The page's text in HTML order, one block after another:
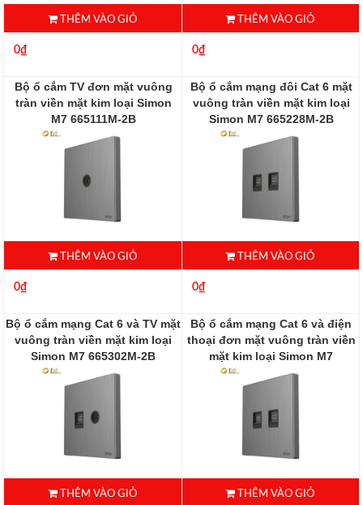
THÊM VÀO GIỎ
0₫
THÊM VÀO GIỎ
0₫
Bộ ổ cắm TV đơn mặt vuông
tràn viền mặt kim loại Simon
M7 665111M-2B
665111M-2B
THÊM VÀO GIỎ
0₫
Bộ ổ cắm mạng đôi Cat 6 mặt
vuông tràn viền mặt kim loại
Simon M7 665228M-2B
665228M-2B
THÊM VÀO GIỎ
0₫
Bộ ổ cắm mạng Cat 6 và TV mặt
vuông tràn viền mặt kim loại
Simon M7 665302M-2B
665302M-2B
THÊM VÀO GIỎ
Bộ ổ cắm mạng Cat 6 và điện
thoại đơn mặt vuông tràn viền
mặt kim loại Simon M7
665229M-2B
665229M-2B
THÊM VÀO GIỎ